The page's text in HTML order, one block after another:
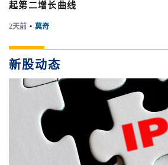
起第二增长曲线
2天前 • 莫奇
新股动态